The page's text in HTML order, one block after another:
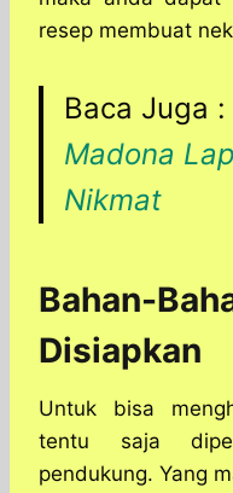
resep membuat
Baca Juga :
Madona
Nikmat
Bahan-
Disiapkan
Untuk bisa
tentu saja
pendukung. Yang